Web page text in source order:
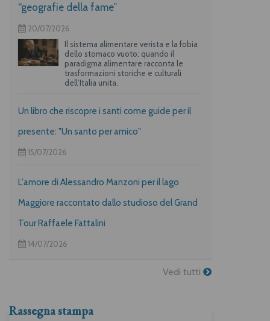
“geografie della fame”
20/07/2026
Il sistema alimentare verista e la fobia
dello stomaco vuoto: quando il
paradigma alimentare racconta le
trasformazioni storiche e culturali
dell’Italia unita.
Un libro che riscopre i santi come guide per il
presente: "Un santo per amico"
15/07/2026
L'amore di Alessandro Manzoni per il lago
Maggiore raccontato dallo studioso del Grand
Tour Raffaele Fattalini
14/07/2026
Vedi tutti
Rassegna stampa